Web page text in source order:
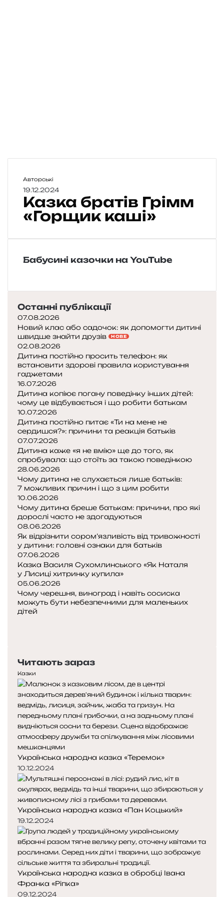
К
а
а
т
р
і
м
м
«
Г
о
р
и
к
к
а
ш
і
»
Авторські
19.12.2024
Казка братів Грімм
«Горщик каші»
Бабусині казочки на YouTube
Останні публікації
07.08.2026
Новий клас або садочок: як допомогти дитині
швидше знайти друзів
НОВЕ
02.08.2026
Дитина постійно просить телефон: як
встановити здорові правила користування
гаджетами
16.07.2026
Дитина копіює погану поведінку інших дітей:
чому це відбувається і що робити батькам
10.07.2026
Дитина постійно питає «Ти на мене не
сердишся?»: причини та реакція батьків
07.07.2026
Дитина каже «я не вмію» ще до того, як
спробувала: що стоїть за такою поведінкою
28.06.2026
Чому дитина не слухається лише батьків:
7 можливих причин і що з цим робити
10.06.2026
Чому дитина бреше батькам: причини, про які
дорослі часто не здогадуються
08.06.2026
Як відрізнити сором’язливість від тривожності
у дитини: головні ознаки для батьків
07.06.2026
Казка Василя Сухомлинського «Як Наталя
у Лисиці хитринку купила»
05.06.2026
Чому черешня, виноград і навіть сосиска
можуть бути небезпечними для маленьких
дітей
р
е
д
н
я
с
т
о
р
і
н
к
а
т
у
п
н
а
с
т
о
р
і
н
к
а
Читають зараз
Казки
Українська народна казка «Теремок»
10.12.2024
Українська народна казка «Пан Коцький»
19.12.2024
Українська народна казка в обробці Івана
Франка «Ріпка»
09.12.2024